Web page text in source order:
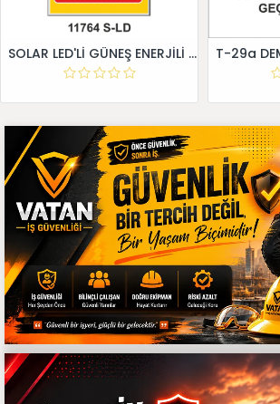
SOLAR LED'Lİ GÜNEŞ ENERJİLİ LEVHA